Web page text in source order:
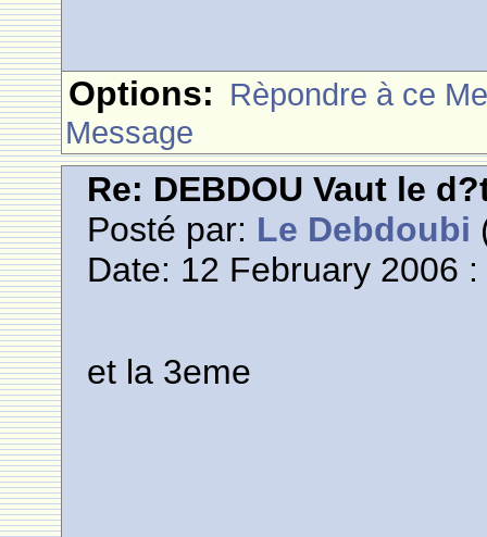
Options: Rèpondre à ce
Message
Re: DEBDOU Vaut le
Posté par: Le Debdoubi
Date: 12 February 2006
et la 3eme